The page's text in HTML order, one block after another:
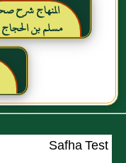
المنهاج شرح
مسلم بن الحجاج
Safha Test